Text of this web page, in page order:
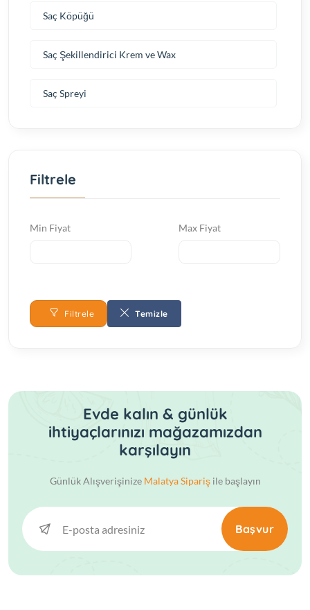
Saç Köpüğü
Saç Şekillendirici Krem ve Wax
Saç Spreyi
Filtrele
Min Fiyat Max Fiyat
Filtrele Temizle
Evde kalın & günlük
ihtiyaçlarınızı mağazamızdan
karşılayın
Günlük Alışverişinize Malatya Siparişile başlayın
Başvur